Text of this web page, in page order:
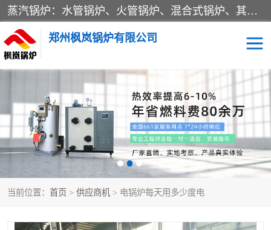
蒸汽锅炉：水管锅炉、火管锅炉、混合式锅炉、其他蒸汽锅炉； 热水锅炉：家用型集中供暖用热水锅炉、其他热水锅炉； 有机热载体锅炉； 船用蒸汽锅炉； （锅炉用辅助设备及装置）蒸汽冷凝器：表面冷凝器、混合式冷凝器、空冷式冷凝器、其他蒸汽冷凝器； 锅炉用辅助设备：节热器、蒸汽收集器、蓄能器、烟垢清除器、气体回收器、泥渣刮除器、空气预热器、其他锅炉用辅助设备；
郑州枫岚锅炉有限公司
当前位置： 首页 > 供应商机 > 电锅炉每天用多少度电